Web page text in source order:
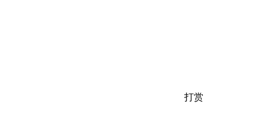
打赏